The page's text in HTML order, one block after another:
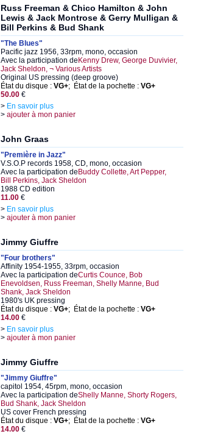
Russ Freeman & Chico Hamilton & John
Lewis & Jack Montrose & Gerry Mulligan &
Bill Perkins & Bud Shank
"The Blues"
Pacific jazz 1956, 33rpm, mono, occasion
Avec la participation de Kenny Drew, George Duvivier,
Jack Sheldon, ¬ Various Artists
Original US pressing (deep groove)
État du disque : VG+; État de la pochette : VG+
50.00 €
> En savoir plus
> ajouter à mon panier
John Graas
"Première in Jazz"
V.S.O.P records 1958, CD, mono, occasion
Avec la participation de Buddy Collette, Art Pepper,
Bill Perkins, Jack Sheldon
1988 CD edition
11.00 €
> En savoir plus
> ajouter à mon panier
Jimmy Giuffre
"Four brothers"
Affinity 1954-1955, 33rpm, occasion
Avec la participation deCurtis Counce, Bob
Enevoldsen, Russ Freeman, Shelly Manne, Bud
Shank, Jack Sheldon
1980's UK pressing
État du disque : VG+; État de la pochette : VG+
14.00 €
> En savoir plus
> ajouter à mon panier
Jimmy Giuffre
"Jimmy Giuffre"
capitol 1954, 45rpm, mono, occasion
Avec la participation deShelly Manne, Shorty Rogers,
Bud Shank, Jack Sheldon
US cover French pressing
État du disque : VG+; État de la pochette : VG+
14.00 €